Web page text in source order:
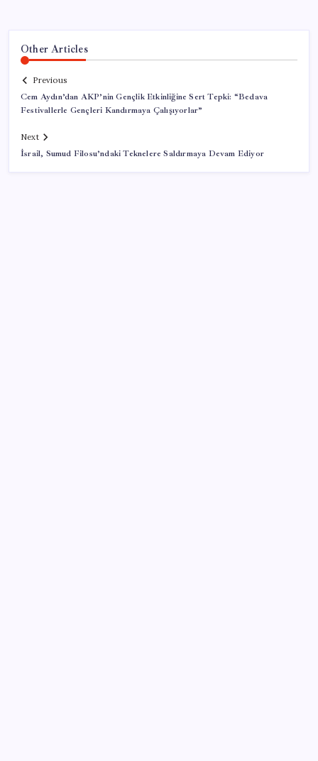
Other Articles
Previous
Cem Aydın’dan AKP’nin Gençlik Etkinliğine Sert Tepki: “Bedava
Festivallerle Gençleri Kandırmaya Çalışıyorlar”
Next
İsrail, Sumud Filosu’ndaki Teknelere Saldırmaya Devam Ediyor